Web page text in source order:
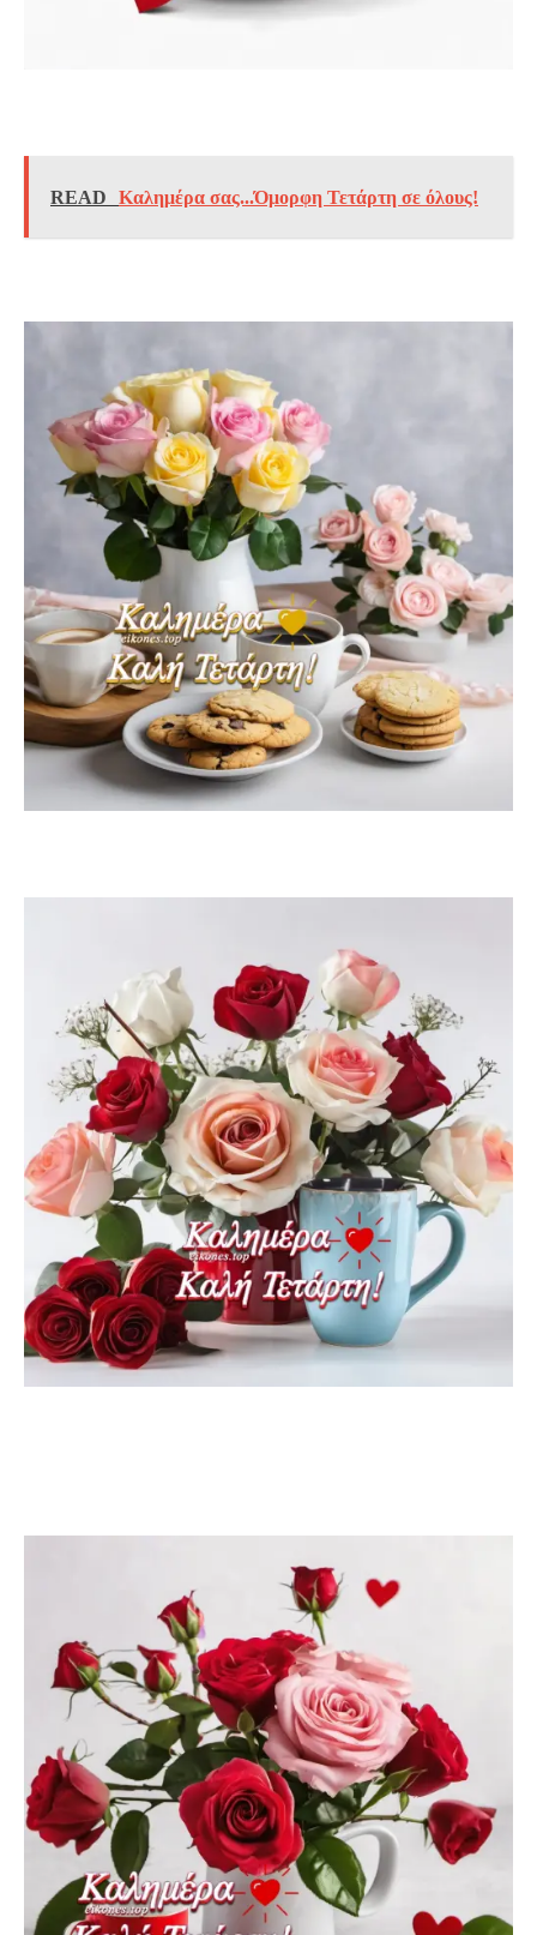
READ Καλημέρα σας...Όμορφη Τετάρτη σε όλους!